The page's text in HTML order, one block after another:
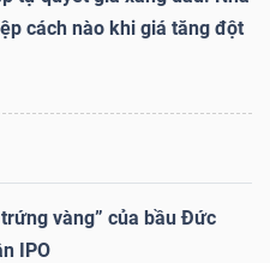
cách nào khi giá tăng đột
vàng” của bầu Đức
IPO